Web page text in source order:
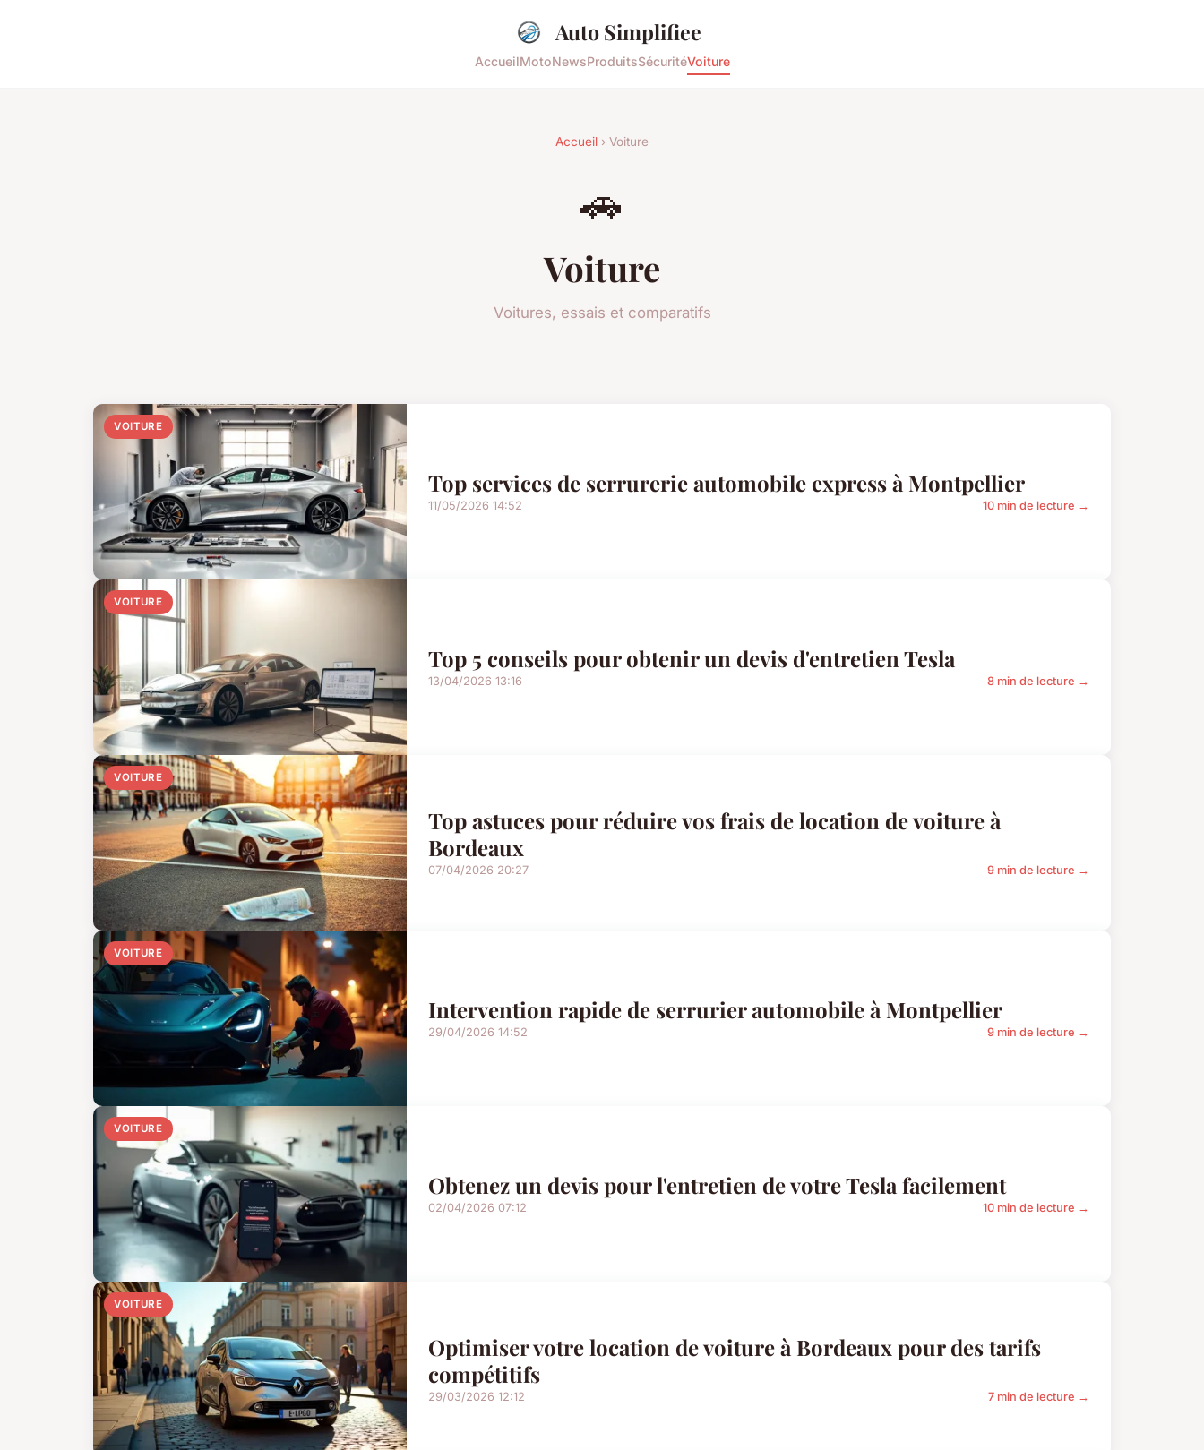
Auto Simplifiee
AccueilMotoNewsProduitsSécuritéVoiture
Accueil › Voiture
🚗
Voiture
Voitures, essais et comparatifs
VOITURE
Top services de serrurerie automobile express à Montpellier
11/05/2026 14:52 10 min de lecture →
VOITURE
Top 5 conseils pour obtenir un devis d'entretien Tesla
13/04/2026 13:16 8 min de lecture →
VOITURE
Top astuces pour réduire vos frais de location de voiture à
Bordeaux
07/04/2026 20:27 9 min de lecture →
VOITURE
Intervention rapide de serrurier automobile à Montpellier
29/04/2026 14:52 9 min de lecture →
VOITURE
Obtenez un devis pour l'entretien de votre Tesla facilement
02/04/2026 07:12 10 min de lecture →
VOITURE
Optimiser votre location de voiture à Bordeaux pour des tarifs
compétitifs
29/03/2026 12:12 7 min de lecture →